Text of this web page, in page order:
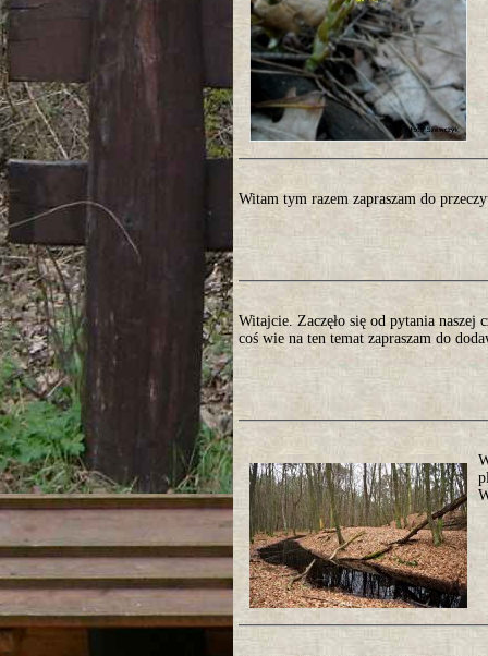
Witam tym razem zapraszam do
Witajcie. Zaczęło się od pytania naszej
coś wie na ten temat zapraszam do